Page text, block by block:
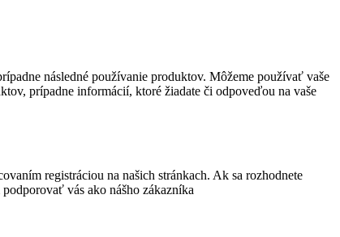
následné používanie produktov. Môžeme používať vaše
prípadne informácií, ktoré žiadate či odpoveďou na vaše
registráciou na našich stránkach. Ak sa rozhodnete
vás ako nášho zákazníka